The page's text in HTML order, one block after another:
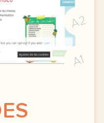
A2
A1